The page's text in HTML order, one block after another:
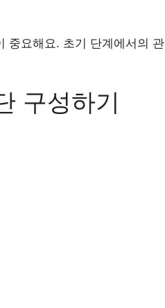
중요해요. 초기 단계에서의
구성하기